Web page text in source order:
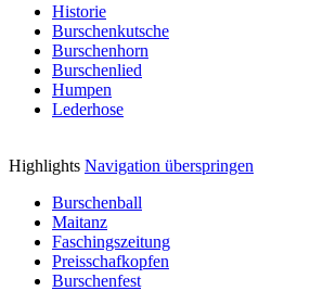
Historie
Burschenkutsche
Burschenhorn
Burschenlied
Humpen
Lederhose
Highlights Navigation überspringen
Burschenball
Maitanz
Faschingszeitung
Preisschafkopfen
Burschenfest